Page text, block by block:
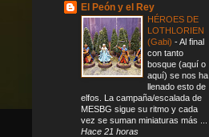
El Peón y el Rey
HÉROES DE
LOTHLORIEN
(Gabi) -Al final
con tanto
bosque (aquí o
aquí) se nos ha
llenado esto de
elfos. La campaña/escalada de
MESBG sigue su ritmo y cada
vez se suman miniaturas más ...
Hace 21 horas